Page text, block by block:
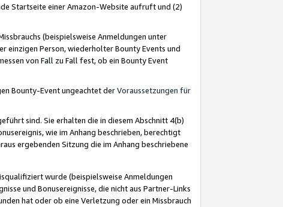
Startseite einer Amazon-Website aufruft und (2)
(beispielsweise Anmeldungen unter
einzigen Person, wiederholter Bounty Events und
von Fall zu Fall fest, ob ein Bounty Event
Bounty-Event ungeachtet derVoraussetzungen für
sind. Sie erhalten die in diesem Abschnitt 4(b)
wie im Anhang beschrieben, berechtigt
ergebenden Sitzung die im Anhang beschriebene
wurde (beispielsweise Anmeldungen
und Bonusereignisse, die nicht aus Partner-Links
hat oder ob eine Verletzung oder ein Missbrauch